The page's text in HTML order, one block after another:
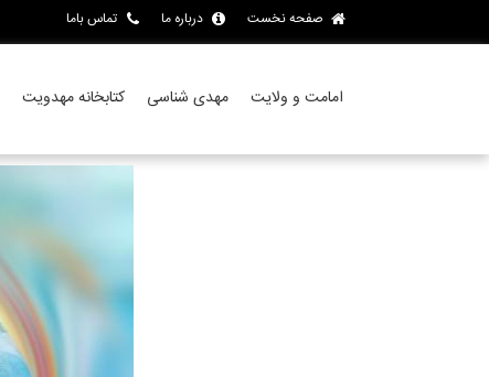
صفحه نخست درباره ما تماس باما
امامت و ولایت مهدی شناسی کتابخانه مهدویت